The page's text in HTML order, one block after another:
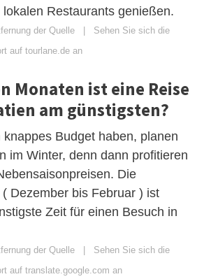
Restaurants genießen.
der Quelle | Sehen Sie sich die
auf tourlane.de an
Monaten ist eine Reise
am günstigsten?
Budget haben, planen
im Winter, denn dann profitieren
Die
Dezember bis Februar ) ist
Zeit für einen Besuch in
der Quelle | Sehen Sie sich die
auf translate.google.com an